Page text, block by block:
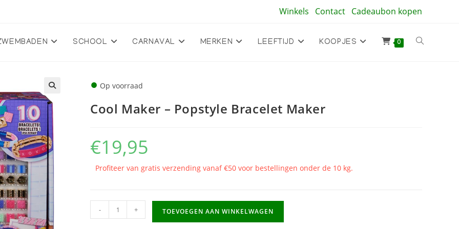
Winkels Contact Cadeaubon kopen
SCHOOL CARNAVAL MERKEN LEEFTIJD KOOPJES 0 Toggle
🔍
● Op voorraad
Cool Maker – Popstyle Bracelet Maker
€19,95
Profiteer van gratis verzending vanaf €50 voor bestellingen onder de 10 kg.
Maker
- + TOEVOEGEN AAN WINKELWAGEN